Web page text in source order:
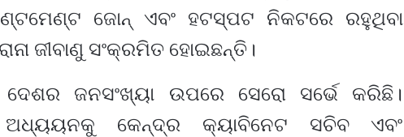
ଜୋନ୍ ଏବଂ ହଟସ୍ପଟ ନିକଟରେ ରହୁଥିବା
ଜୀବାଣୁ ସଂକ୍ରମିତ ହୋଇଛନ୍ତି।
ଜନସଂଖ୍ୟା ଉପରେ ସେରୋ ସର୍ଭେ କରିଛି।
କେନ୍ଦ୍ର କ୍ୟାବିନେଟ ସଚିବ ଏବଂ